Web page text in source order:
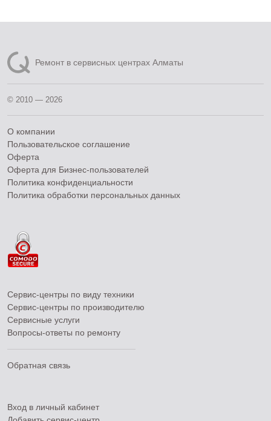
Ремонт в сервисных центрах Алматы
© 2010 — 2026
О компании
Пользовательское соглашение
Оферта
Оферта для Бизнес-пользователей
Политика конфиденциальности
Политика обработки персональных данных
Сервис-центры по виду техники
Сервис-центры по производителю
Сервисные услуги
Вопросы-ответы по ремонту
Обратная связь
Вход в личный кабинет